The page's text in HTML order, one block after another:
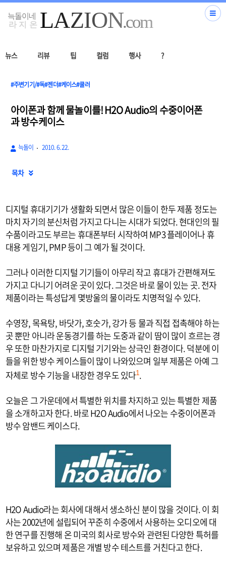
뉴스 리뷰 팁 컬럼 행사 ?
#주변기기/#독#젠더#케이스#쿨러
아이폰과 함께 물놀이를! H2O Audio의 수중이어폰
과 방수케이스
늑돌이 2010. 6. 22.
목차 
디지털 휴대기기가 생활화 되면서 많은 이들이 한두 제품 정도는
마치 자기의 분신처럼 가지고 다니는 시대가 되었다. 현대인의 필
수품이라고도 부르는 휴대폰부터 시작하여 MP3 플레이어나 휴
대용 게임기, PMP 등이 그 예가 될 것이다.
그러나 이러한 디지털 기기들이 아무리 작고 휴대가 간편해져도
가지고 다니기 어려운 곳이 있다. 그것은 바로 물이 있는 곳. 전자
제품이라는 특성답게 몇방울의 물이라도 치명적일 수 있다.
수영장, 목욕탕, 바닷가, 호숫가, 강가 등 물과 직접 접촉해야 하는
곳 뿐만 아니라 운동경기를 하는 도중과 같이 땀이 많이 흐르는 경
우 또한 마찬가지로 디지털 기기와는 상극인 환경이다. 덕분에 이
들을 위한 방수 케이스들이 많이 나와있으며 일부 제품은 아예 그
자체로 방수 기능을 내장한 경우도 있다1.
오늘은 그 가운데에서 특별한 위치를 차지하고 있는 특별한 제품
을 소개하고자 한다. 바로 H2O Audio에서 나오는 수중이어폰과
방수 암밴드 케이스다.
H2O Audio라는 회사에 대해서 생소하신 분이 많을 것이다. 이 회
사는 2002년에 설립되어 꾸준히 수중에서 사용하는 오디오에 대
한 연구를 진행해 온 미국의 회사로 방수와 관련된 다양한 특허를
보유하고 있으며 제품은 개별 방수 테스트를 거친다고 한다.